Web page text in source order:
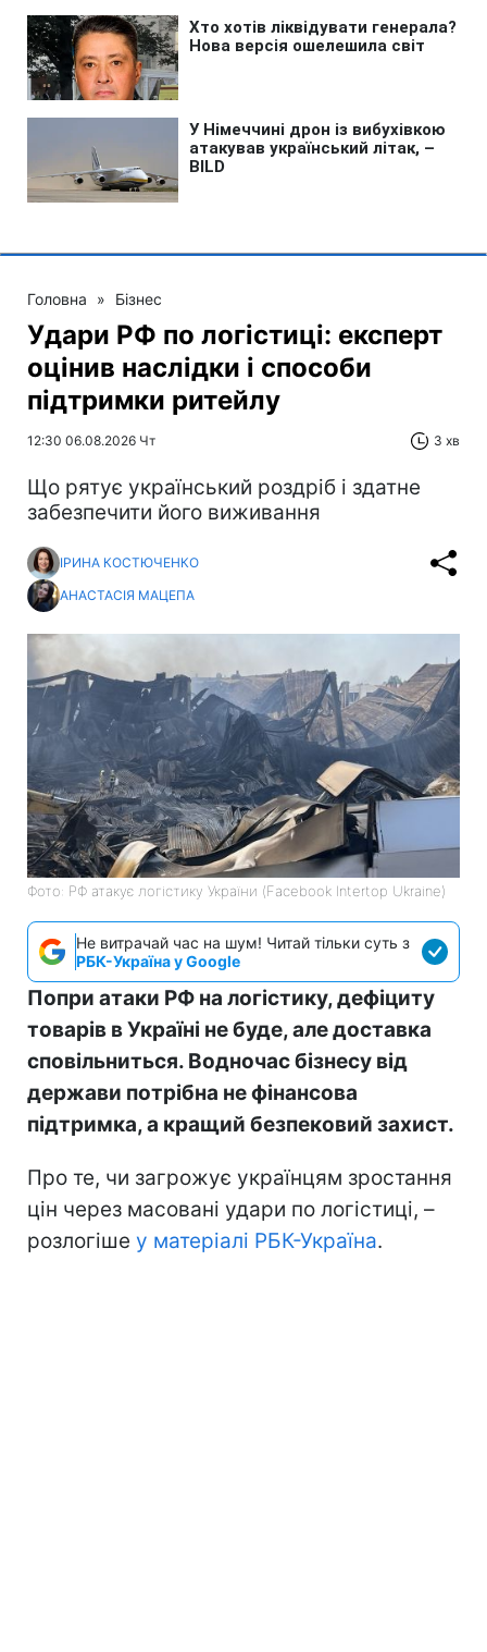
Головна » Бізнес
Удари РФ по логістиці: експерт
оцінив наслідки і способи
підтримки ритейлу
12:30 06.08.2026 Чт 3 хв
Що рятує український роздріб і здатне
забезпечити його виживання
ІРИНА КОСТЮЧЕНКО
АНАСТАСІЯ МАЦЕПА
Фото: РФ атакує логістику України (Facebook Intertop Ukraine)
Не витрачай час на шум! Читай тільки суть з
РБК-Україна у Google
Попри атаки РФ на логістику, дефіциту
товарів в Україні не буде, але доставка
сповільниться. Водночас бізнесу від
держави потрібна не фінансова
підтримка, а кращий безпековий захист.
Про те, чи загрожує українцям зростання
цін через масовані удари по логістиці, –
розлогіше у матеріалі РБК-Україна.